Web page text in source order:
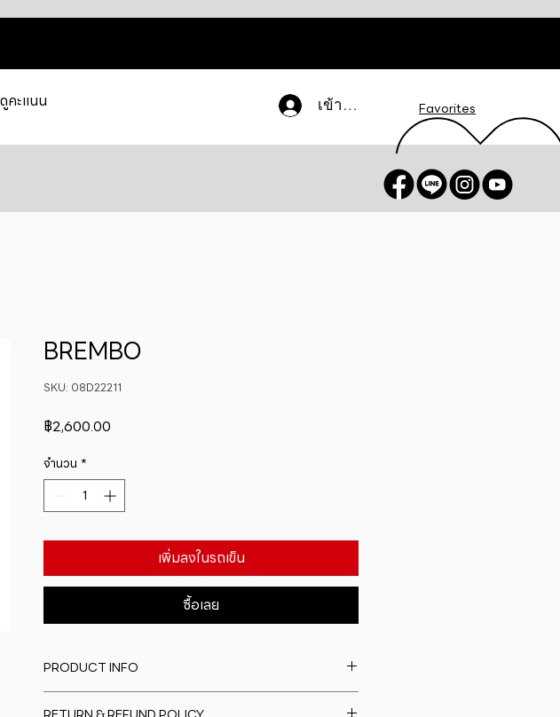
เข้าสู่ระบบ Favorites
ดูคะแนน
BREMBO
SKU: 08D22211
฿2,600.00
จำนวน *
เพิ่มลงในรถเข็น
ซื้อเลย
PRODUCT INFO